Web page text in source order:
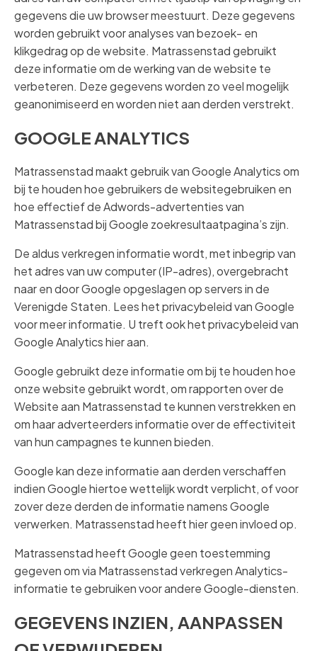
gegevens die uw browser meestuurt. Deze gegevens
worden gebruikt voor analyses van bezoek- en
klikgedrag op de website. Matrassenstad gebruikt
deze informatie om de werking van de website te
verbeteren. Deze gegevens worden zo veel mogelijk
geanonimiseerd en worden niet aan derden verstrekt.
GOOGLE ANALYTICS
Matrassenstad maakt gebruik van Google Analytics om
bij te houden hoe gebruikers de websitegebruiken en
hoe effectief de Adwords-advertenties van
Matrassenstad bij Google zoekresultaatpagina’s zijn.
De aldus verkregen informatie wordt, met inbegrip van
het adres van uw computer (IP-adres), overgebracht
naar en door Google opgeslagen op servers in de
Verenigde Staten. Lees het privacybeleid van Google
voor meer informatie. U treft ook het privacybeleid van
Google Analytics hier aan.
Google gebruikt deze informatie om bij te houden hoe
onze website gebruikt wordt, om rapporten over de
Website aan Matrassenstad te kunnen verstrekken en
om haar adverteerders informatie over de effectiviteit
van hun campagnes te kunnen bieden.
Google kan deze informatie aan derden verschaffen
indien Google hiertoe wettelijk wordt verplicht, of voor
zover deze derden de informatie namens Google
verwerken. Matrassenstad heeft hier geen invloed op.
Matrassenstad heeft Google geen toestemming
gegeven om via Matrassenstad verkregen Analytics-
informatie te gebruiken voor andere Google-diensten.
GEGEVENS INZIEN, AANPASSEN